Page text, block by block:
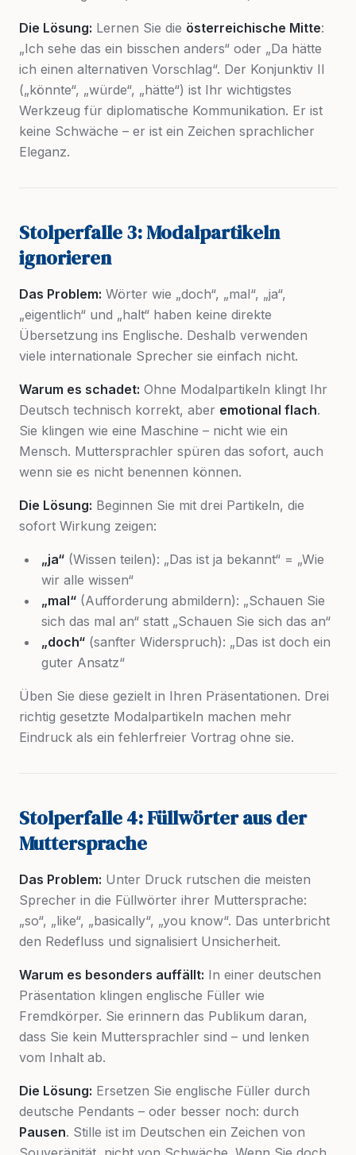
Die Lösung: Lernen Sie die österreichische Mitte:
„Ich sehe das ein bisschen anders“ oder „Da hätte
ich einen alternativen Vorschlag“. Der Konjunktiv II
(„könnte“, „würde“, „hätte“) ist Ihr wichtigstes
Werkzeug für diplomatische Kommunikation. Er ist
keine Schwäche – er ist ein Zeichen sprachlicher
Eleganz.
Stolperfalle 3: Modalpartikeln
ignorieren
Das Problem: Wörter wie „doch“, „mal“, „ja“,
„eigentlich“ und „halt“ haben keine direkte
Übersetzung ins Englische. Deshalb verwenden
viele internationale Sprecher sie einfach nicht.
Warum es schadet: Ohne Modalpartikeln klingt Ihr
Deutsch technisch korrekt, aber emotional flach.
Sie klingen wie eine Maschine – nicht wie ein
Mensch. Muttersprachler spüren das sofort, auch
wenn sie es nicht benennen können.
Die Lösung: Beginnen Sie mit drei Partikeln, die
sofort Wirkung zeigen:
„ja“ (Wissen teilen): „Das ist ja bekannt“ = „Wie
wir alle wissen“
„mal“ (Aufforderung abmildern): „Schauen Sie
sich das mal an“ statt „Schauen Sie sich das an“
„doch“ (sanfter Widerspruch): „Das ist doch ein
guter Ansatz“
Üben Sie diese gezielt in Ihren Präsentationen. Drei
richtig gesetzte Modalpartikeln machen mehr
Eindruck als ein fehlerfreier Vortrag ohne sie.
Stolperfalle 4: Füllwörter aus der
Muttersprache
Das Problem: Unter Druck rutschen die meisten
Sprecher in die Füllwörter ihrer Muttersprache:
„so“, „like“, „basically“, „you know“. Das unterbricht
den Redefluss und signalisiert Unsicherheit.
Warum es besonders auffällt: In einer deutschen
Präsentation klingen englische Füller wie
Fremdkörper. Sie erinnern das Publikum daran,
dass Sie kein Muttersprachler sind – und lenken
vom Inhalt ab.
Die Lösung: Ersetzen Sie englische Füller durch
deutsche Pendants – oder besser noch: durch
Pausen. Stille ist im Deutschen ein Zeichen von